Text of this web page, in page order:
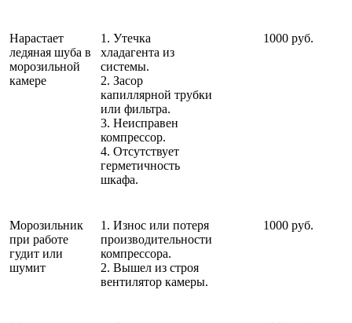
Нарастает
ледяная шуба в
морозильной
камере
1. Утечка
хладагента из
системы.
2. Засор
капиллярной трубки
или фильтра.
3. Неисправен
компрессор.
4. Отсутствует
герметичность
шкафа.
1000 руб.
Морозильник
при работе
гудит или
шумит
1. Износ или потеря
производительности
компрессора.
2. Вышел из строя
вентилятор камеры.
1000 руб.